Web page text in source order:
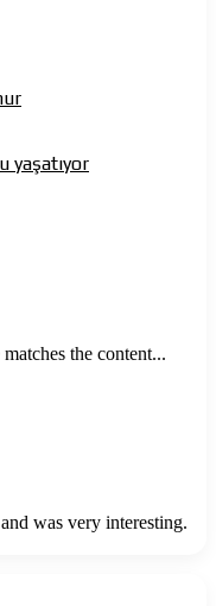
yaşatıyor
the content...
was very interesting.